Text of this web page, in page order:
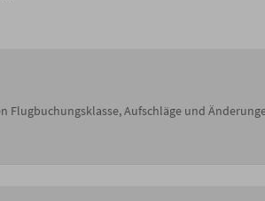
Flugbuchungsklasse, Aufschläge und